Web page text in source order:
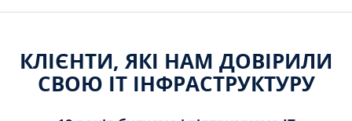
КЛІЄНТИ, ЯКІ НАМ ДОВІРИЛИ
СВОЮ ІТ ІНФРАСТРУКТУРУ